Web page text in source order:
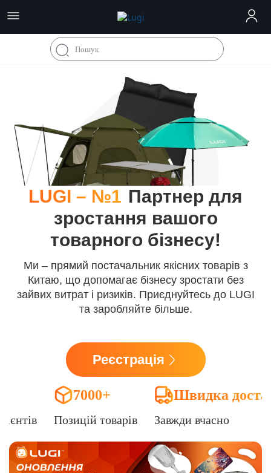
LUGI – №1 Партнер для
зростання вашого
товарного бізнесу!
Ми – прямий постачальник якісних товарів з
Китаю, що допомагає бізнесу зростати без
зайвих витрат і ризиків. Приєднуйтесь до LUGI
та заробляйте більше.
Реєстрація
7000+
Позицій товарів
Швидка
Завжди вчасно